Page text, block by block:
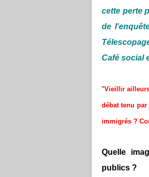
cette perte
de
Café social
"Vieillir
débat tenu
immigrés ?
Quelle
publics ?